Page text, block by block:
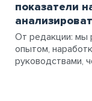
показатели
От редакции: мы
опытом,
руководствами,